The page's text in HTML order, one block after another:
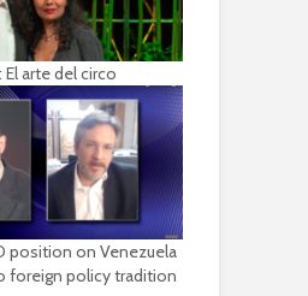
El arte del circo
position on Venezuela
foreign policy tradition